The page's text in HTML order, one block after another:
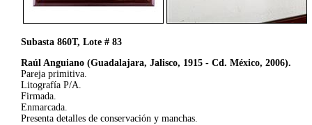
Subasta 860T, Lote # 83
Raúl Anguiano (Guadalajara, Jalisco, 1915 - Cd. México, 2006).
Pareja primitiva.
Litografía P/A.
Firmada.
Enmarcada.
Presenta detalles de conservación y manchas.